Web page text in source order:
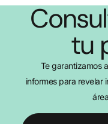
tu
Te garantizamos
informes para revelar